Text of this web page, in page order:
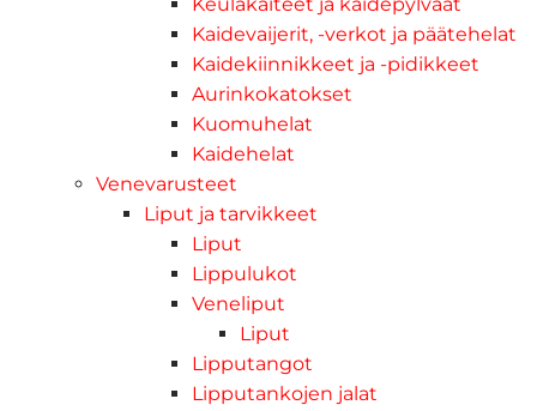
Keulakaiteet ja kaidepylväät
Kaidevaijerit, -verkot ja päätehelat
Kaidekiinnikkeet ja -pidikkeet
Aurinkokatokset
Kuomuhelat
Kaidehelat
Venevarusteet
Liput ja tarvikkeet
Liput
Lippulukot
Veneliput
Liput
Lipputangot
Lipputankojen jalat